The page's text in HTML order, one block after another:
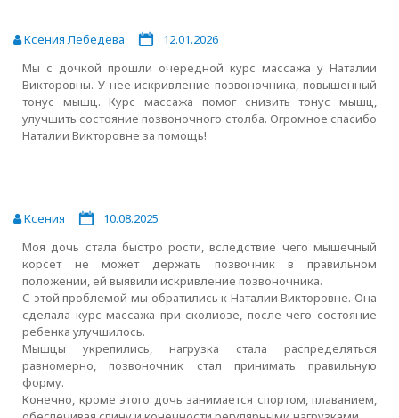
Ксения Лебедева
12.01.2026
Мы с дочкой прошли очередной курс массажа у Наталии
Викторовны. У нее искривление позвоночника, повышенный
тонус мышц. Курс массажа помог снизить тонус мышц,
улучшить состояние позвоночного столба. Огромное спасибо
Наталии Викторовне за помощь!
Ксения
10.08.2025
Моя дочь стала быстро рости, вследствие чего мышечный
корсет не может держать позвочник в правильном
положении, ей выявили искривление позвоночника.
С этой проблемой мы обратились к Наталии Викторовне. Она
сделала курс массажа при сколиозе, после чего состояние
ребенка улучшилось.
Мышцы укрепились, нагрузка стала распределяться
равномерно, позвоночник стал принимать правильную
форму.
Конечно, кроме этого дочь занимается спортом, плаванием,